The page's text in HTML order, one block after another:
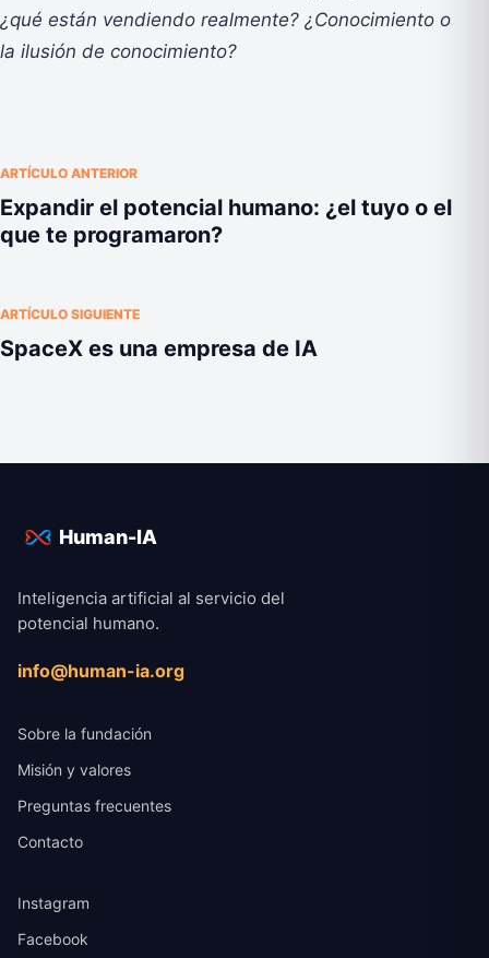
¿qué están vendiendo realmente? ¿Conocimiento o
la ilusión de conocimiento?
ARTÍCULO ANTERIOR
Expandir el potencial humano: ¿el tuyo o el
que te programaron?
ARTÍCULO SIGUIENTE
SpaceX es una empresa de IA
Human-IA
Inteligencia artificial al servicio del
potencial humano.
info@human-ia.org
Sobre la fundación
Misión y valores
Preguntas frecuentes
Contacto
Instagram
Facebook